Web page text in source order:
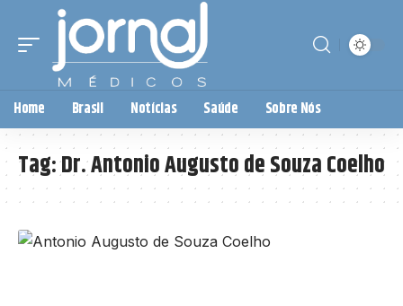
Home Brasil Notícias Saúde Sobre Nós
Tag:Dr. Antonio Augusto de Souza Coelho